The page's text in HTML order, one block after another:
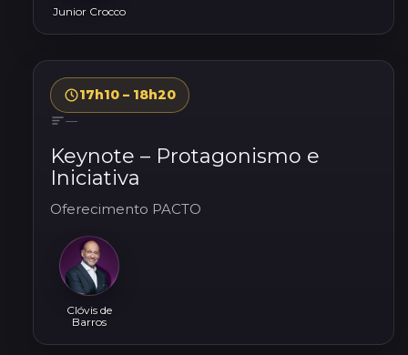
Junior Crocco
17h10 – 18h20
—
Keynote – Protagonismo e
Iniciativa
Oferecimento PACTO
Clóvis de
Barros